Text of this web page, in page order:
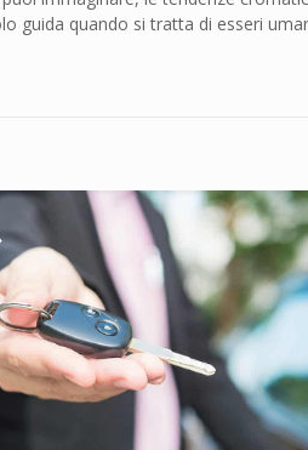
guida quando si tratta di esseri